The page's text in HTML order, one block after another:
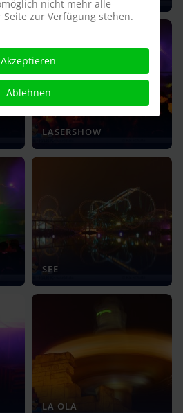
LASERSHOW
SEE
LA OLA
nicht mehr alle
zur Verfügung stehen.
Akzeptieren
Ablehnen